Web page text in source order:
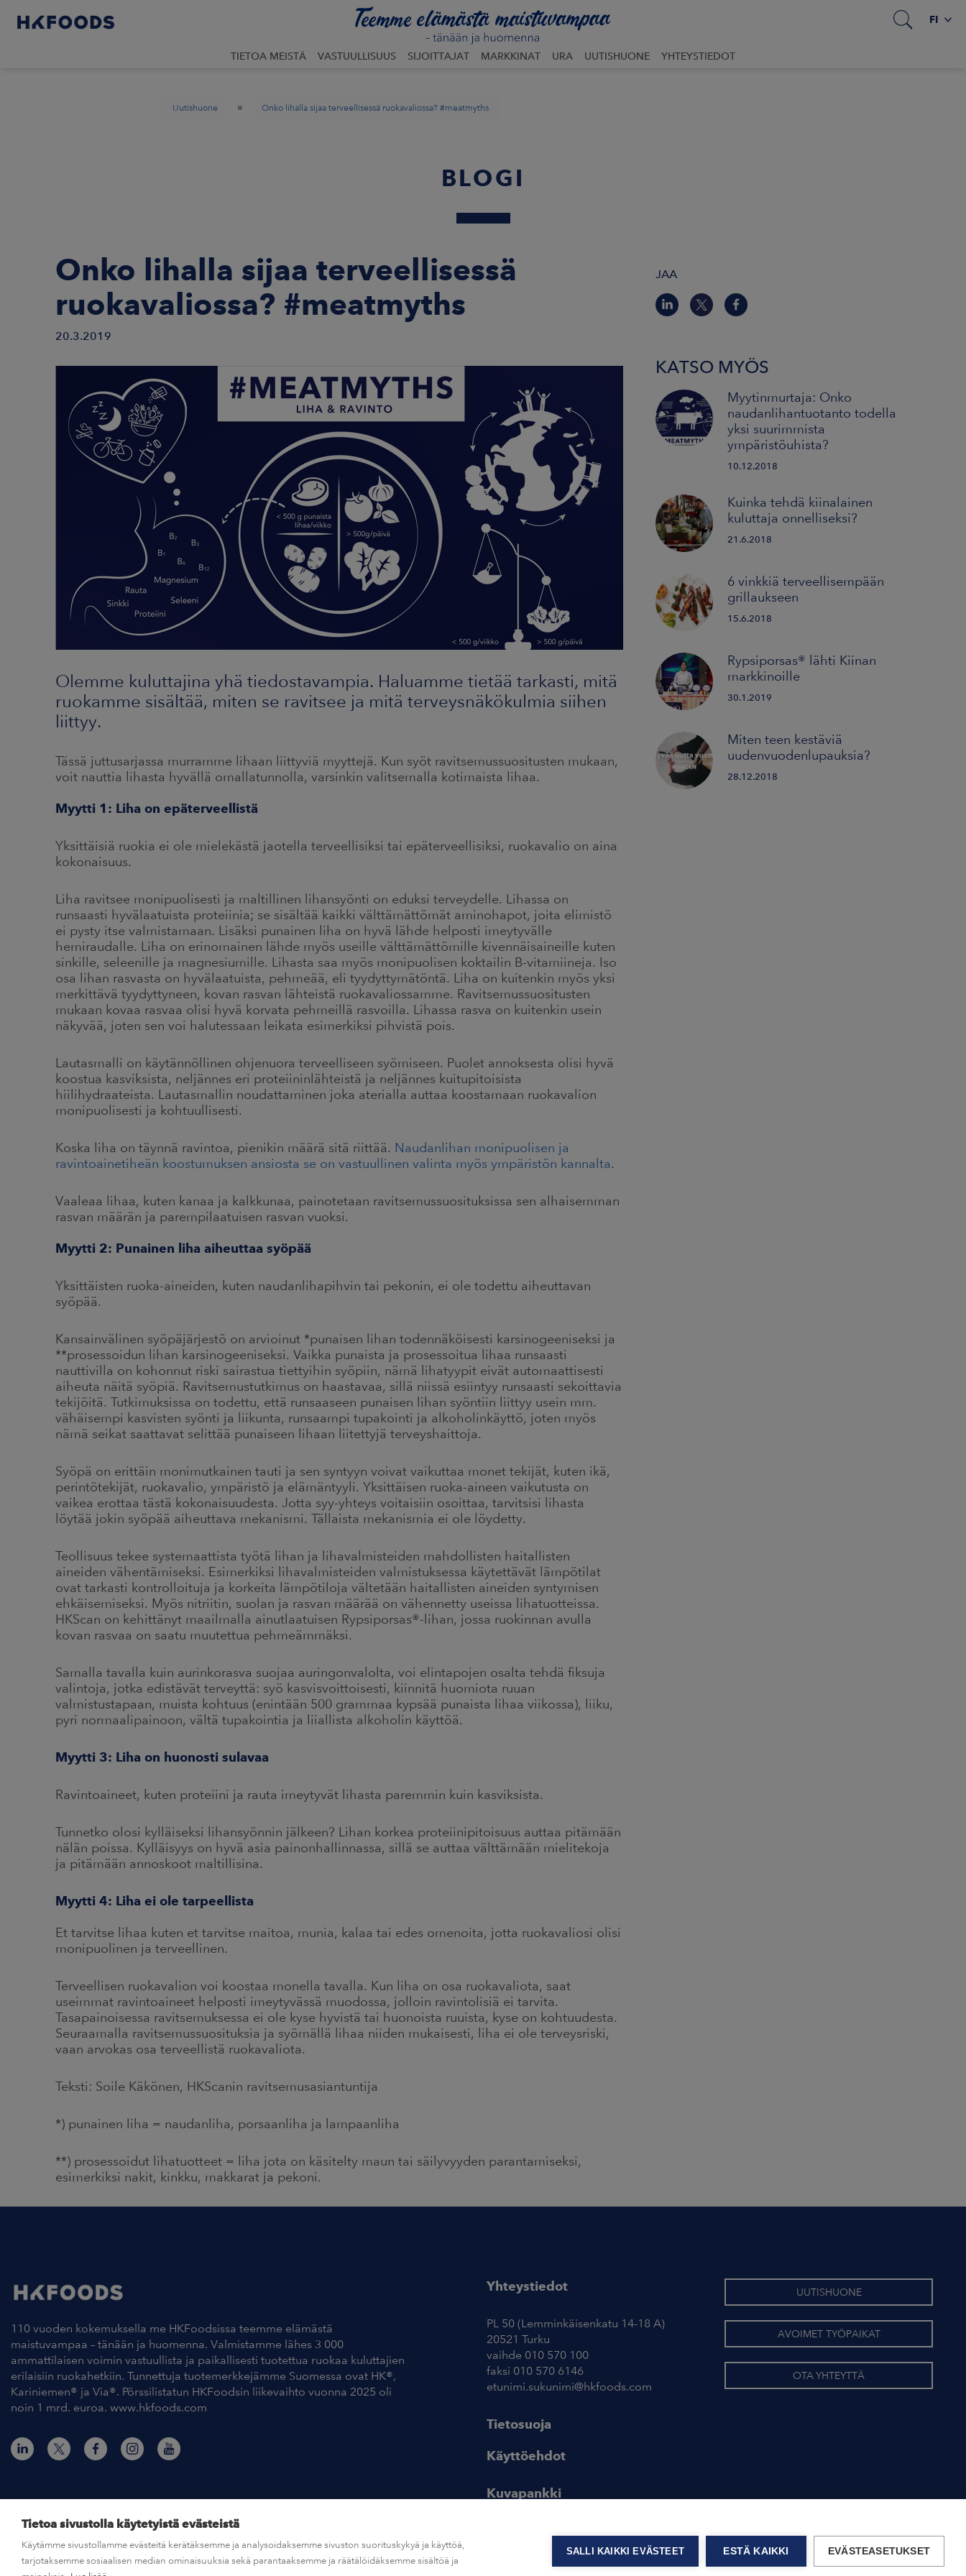
FI
TIETOA MEISTÄ VASTUULLISUUS SIJOITTAJAT MARKKINAT URA UUTISHUONE YHTEYSTIEDOT
Uutishuone » Onko lihalla sijaa terveellisessä ruokavaliossa? #meatmyths
BLOGI
Onko lihalla sijaa terveellisessä
ruokavaliossa? #meatmyths
20.3.2019
Olemme kuluttajina yhä tiedostavampia. Haluamme tietää tarkasti, mitä
ruokamme sisältää, miten se ravitsee ja mitä terveysnäkökulmia siihen
liittyy.
Tässä juttusarjassa murramme lihaan liittyviä myyttejä. Kun syöt ravitsemussuositusten mukaan,
voit nauttia lihasta hyvällä omallatunnolla, varsinkin valitsemalla kotimaista lihaa.
Myytti 1: Liha on epäterveellistä
Yksittäisiä ruokia ei ole mielekästä jaotella terveellisiksi tai epäterveellisiksi, ruokavalio on aina
kokonaisuus.
Liha ravitsee monipuolisesti ja maltillinen lihansyönti on eduksi terveydelle. Lihassa on
runsaasti hyvälaatuista proteiinia; se sisältää kaikki välttämättömät aminohapot, joita elimistö
ei pysty itse valmistamaan. Lisäksi punainen liha on hyvä lähde helposti imeytyvälle
hemiraudalle. Liha on erinomainen lähde myös useille välttämättömille kivennäisaineille kuten
sinkille, seleenille ja magnesiumille. Lihasta saa myös monipuolisen koktailin B-vitamiineja. Iso
osa lihan rasvasta on hyvälaatuista, pehmeää, eli tyydyttymätöntä. Liha on kuitenkin myös yksi
merkittävä tyydyttyneen, kovan rasvan lähteistä ruokavaliossamme. Ravitsemussuositusten
mukaan kovaa rasvaa olisi hyvä korvata pehmeillä rasvoilla. Lihassa rasva on kuitenkin usein
näkyvää, joten sen voi halutessaan leikata esimerkiksi pihvistä pois.
Lautasmalli on käytännöllinen ohjenuora terveelliseen syömiseen. Puolet annoksesta olisi hyvä
koostua kasviksista, neljännes eri proteiininlähteistä ja neljännes kuitupitoisista
hiilihydraateista. Lautasmallin noudattaminen joka aterialla auttaa koostamaan ruokavalion
monipuolisesti ja kohtuullisesti.
Koska liha on täynnä ravintoa, pienikin määrä sitä riittää. Naudanlihan monipuolisen ja
ravintoainetiheän koostumuksen ansiosta se on vastuullinen valinta myös ympäristön kannalta.
Vaaleaa lihaa, kuten kanaa ja kalkkunaa, painotetaan ravitsemussuosituksissa sen alhaisemman
rasvan määrän ja parempilaatuisen rasvan vuoksi.
Myytti 2: Punainen liha aiheuttaa syöpää
Yksittäisten ruoka-aineiden, kuten naudanlihapihvin tai pekonin, ei ole todettu aiheuttavan
syöpää.
Kansainvälinen syöpäjärjestö on arvioinut *punaisen lihan todennäköisesti karsinogeeniseksi ja
**prosessoidun lihan karsinogeeniseksi. Vaikka punaista ja prosessoitua lihaa runsaasti
nauttivilla on kohonnut riski sairastua tiettyihin syöpiin, nämä lihatyypit eivät automaattisesti
aiheuta näitä syöpiä. Ravitsemustutkimus on haastavaa, sillä niissä esiintyy runsaasti sekoittavia
tekijöitä. Tutkimuksissa on todettu, että runsaaseen punaisen lihan syöntiin liittyy usein mm.
vähäisempi kasvisten syönti ja liikunta, runsaampi tupakointi ja alkoholinkäyttö, joten myös
nämä seikat saattavat selittää punaiseen lihaan liitettyjä terveyshaittoja.
Syöpä on erittäin monimutkainen tauti ja sen syntyyn voivat vaikuttaa monet tekijät, kuten ikä,
perintötekijät, ruokavalio, ympäristö ja elämäntyyli. Yksittäisen ruoka-aineen vaikutusta on
vaikea erottaa tästä kokonaisuudesta. Jotta syy-yhteys voitaisiin osoittaa, tarvitsisi lihasta
löytää jokin syöpää aiheuttava mekanismi. Tällaista mekanismia ei ole löydetty.
Teollisuus tekee systemaattista työtä lihan ja lihavalmisteiden mahdollisten haitallisten
aineiden vähentämiseksi. Esimerkiksi lihavalmisteiden valmistuksessa käytettävät lämpötilat
ovat tarkasti kontrolloituja ja korkeita lämpötiloja vältetään haitallisten aineiden syntymisen
ehkäisemiseksi. Myös nitriitin, suolan ja rasvan määrää on vähennetty useissa lihatuotteissa.
HKScan on kehittänyt maailmalla ainutlaatuisen Rypsiporsas®-lihan, jossa ruokinnan avulla
kovan rasvaa on saatu muutettua pehmeämmäksi.
Samalla tavalla kuin aurinkorasva suojaa auringonvalolta, voi elintapojen osalta tehdä fiksuja
valintoja, jotka edistävät terveyttä: syö kasvisvoittoisesti, kiinnitä huomiota ruuan
valmistustapaan, muista kohtuus (enintään 500 grammaa kypsää punaista lihaa viikossa), liiku,
pyri normaalipainoon, vältä tupakointia ja liiallista alkoholin käyttöä.
Myytti 3: Liha on huonosti sulavaa
Ravintoaineet, kuten proteiini ja rauta imeytyvät lihasta paremmin kuin kasviksista.
Tunnetko olosi kylläiseksi lihansyönnin jälkeen? Lihan korkea proteiinipitoisuus auttaa pitämään
nälän poissa. Kylläisyys on hyvä asia painonhallinnassa, sillä se auttaa välttämään mielitekoja
ja pitämään annoskoot maltillisina.
Myytti 4: Liha ei ole tarpeellista
Et tarvitse lihaa kuten et tarvitse maitoa, munia, kalaa tai edes omenoita, jotta ruokavaliosi olisi
monipuolinen ja terveellinen.
Terveellisen ruokavalion voi koostaa monella tavalla. Kun liha on osa ruokavaliota, saat
useimmat ravintoaineet helposti imeytyvässä muodossa, jolloin ravintolisiä ei tarvita.
Tasapainoisessa ravitsemuksessa ei ole kyse hyvistä tai huonoista ruuista, kyse on kohtuudesta.
Seuraamalla ravitsemussuosituksia ja syömällä lihaa niiden mukaisesti, liha ei ole terveysriski,
vaan arvokas osa terveellistä ruokavaliota.
Teksti: Soile Käkönen, HKScanin ravitsemusasiantuntija
*) punainen liha = naudanliha, porsaanliha ja lampaanliha
**) prosessoidut lihatuotteet = liha jota on käsitelty maun tai säilyvyyden parantamiseksi,
esimerkiksi nakit, kinkku, makkarat ja pekoni.
JAA
KATSO MYÖS
Myytinmurtaja: Onko
naudanlihantuotanto todella
yksi suurimmista
ympäristöuhista?
10.12.2018
Kuinka tehdä kiinalainen
kuluttaja onnelliseksi?
21.6.2018
6 vinkkiä terveellisempään
grillaukseen
15.6.2018
Rypsiporsas® lähti Kiinan
markkinoille
30.1.2019
Miten teen kestäviä
uudenvuodenlupauksia?
28.12.2018
110 vuoden kokemuksella me HKFoodsissa teemme elämästä
maistuvampaa – tänään ja huomenna. Valmistamme lähes 3 000
ammattilaisen voimin vastuullista ja paikallisesti tuotettua ruokaa kuluttajien
erilaisiin ruokahetkiin. Tunnettuja tuotemerkkejämme Suomessa ovat HK®,
Kariniemen® ja Via®. Pörssilistatun HKFoodsin liikevaihto vuonna 2025 oli
noin 1 mrd. euroa. www.hkfoods.com
Yhteystiedot
PL 50 (Lemminkäisenkatu 14-18 A)
20521 Turku
vaihde 010 570 100
faksi 010 570 6146
etunimi.sukunimi@hkfoods.com
Tietosuoja
Käyttöehdot
Kuvapankki
UUTISHUONE
AVOIMET TYÖPAIKAT
OTA YHTEYTTÄ
© HKFoods 2026
Tietoa sivustolla käytetyistä evästeistä
Käytämme sivustollamme evästeitä kerätäksemme ja analysoidaksemme sivuston suorituskykyä ja käyttöä,
tarjotaksemme sosiaalisen median ominaisuuksia sekä parantaaksemme ja räätälöidäksemme sisältöä ja
SALLI KAIKKI EVÄSTEET ESTÄ KAIKKI EVÄSTEASETUKSET